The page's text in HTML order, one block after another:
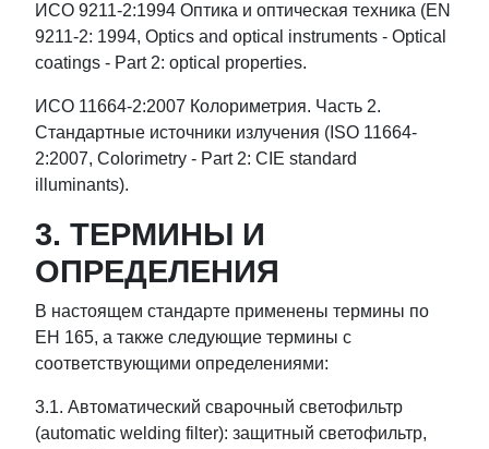
ИСО 9211-2:1994 Оптика и оптическая техника (EN
9211-2: 1994, Optics and optical instruments - Optical
coatings - Part 2: optical properties.
ИСО 11664-2:2007 Колориметрия. Часть 2.
Стандартные источники излучения (ISO 11664-
2:2007, Colorimetry - Part 2: CIE standard
illuminants).
3. ТЕРМИНЫ И
ОПРЕДЕЛЕНИЯ
В настоящем стандарте применены термины по
ЕН 165, а также следующие термины с
соответствующими определениями:
3.1. Автоматический сварочный светофильтр
(automatic welding filter): защитный светофильтр,